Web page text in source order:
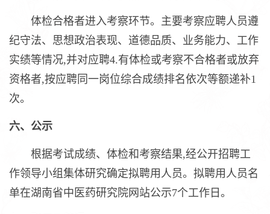
体检合格者进入考察环节。主要考察应聘人员遵
纪守法、思想政治表现、道德品质、业务能力、工作
实绩等情况,并对应聘4.有体检或考察不合格者或放弃
资格者,按应聘同一岗位综合成绩排名依次等额递补1
次。
六、公示
根据考试成绩、体检和考察结果,经公开招聘工
作领导小组集体研究确定拟聘用人员。拟聘用人员名
单在湖南省中医药研究院网站公示7个工作日。